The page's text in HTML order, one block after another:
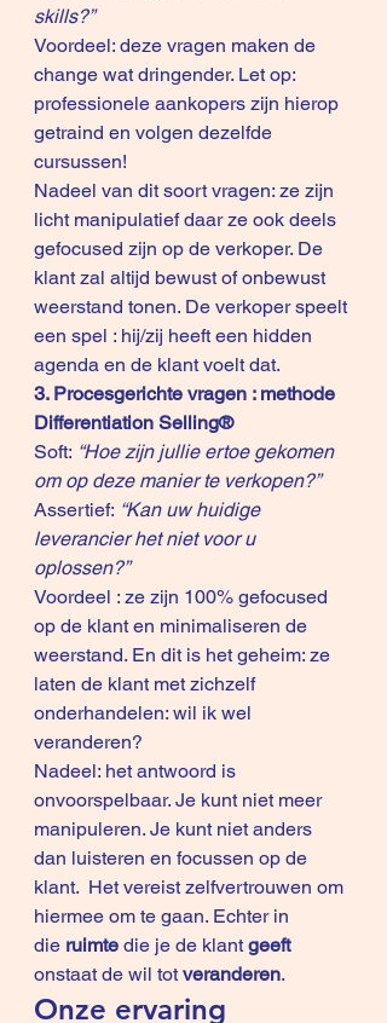
skills?”
Voordeel: deze vragen maken de
change wat dringender. Let op:
professionele aankopers zijn hierop
getraind en volgen dezelfde
cursussen!
Nadeel van dit soort vragen: ze zijn
licht manipulatief daar ze ook deels
gefocused zijn op de verkoper. De
klant zal altijd bewust of onbewust
weerstand tonen. De verkoper speelt
een spel : hij/zij heeft een hidden
agenda en de klant voelt dat.
3. Procesgerichte vragen : methode
Differentiation Selling®
Soft: “Hoe zijn jullie ertoe gekomen
om op deze manier te verkopen?”
Assertief: “Kan uw huidige
leverancier het niet voor u
oplossen?”
Voordeel : ze zijn 100% gefocused
op de klant en minimaliseren de
weerstand. En dit is het geheim: ze
laten de klant met zichzelf
onderhandelen: wil ik wel
veranderen?
Nadeel: het antwoord is
onvoorspelbaar. Je kunt niet meer
manipuleren. Je kunt niet anders
dan luisteren en focussen op de
klant.  Het vereist zelfvertrouwen om
hiermee om te gaan. Echter in
die ruimte die je de klant geeft
onstaat de wil tot veranderen.
Onze ervaring